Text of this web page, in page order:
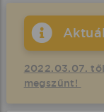
2022.03.07.
megszűnt!